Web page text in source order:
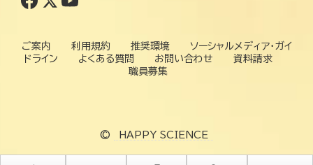
ご案内 利用規約 推奨環境
ソーシャルメディア・ガイ
ドライン
よくある質問 お問い合わせ
資料請求
職員募集
© HAPPY SCIENCE